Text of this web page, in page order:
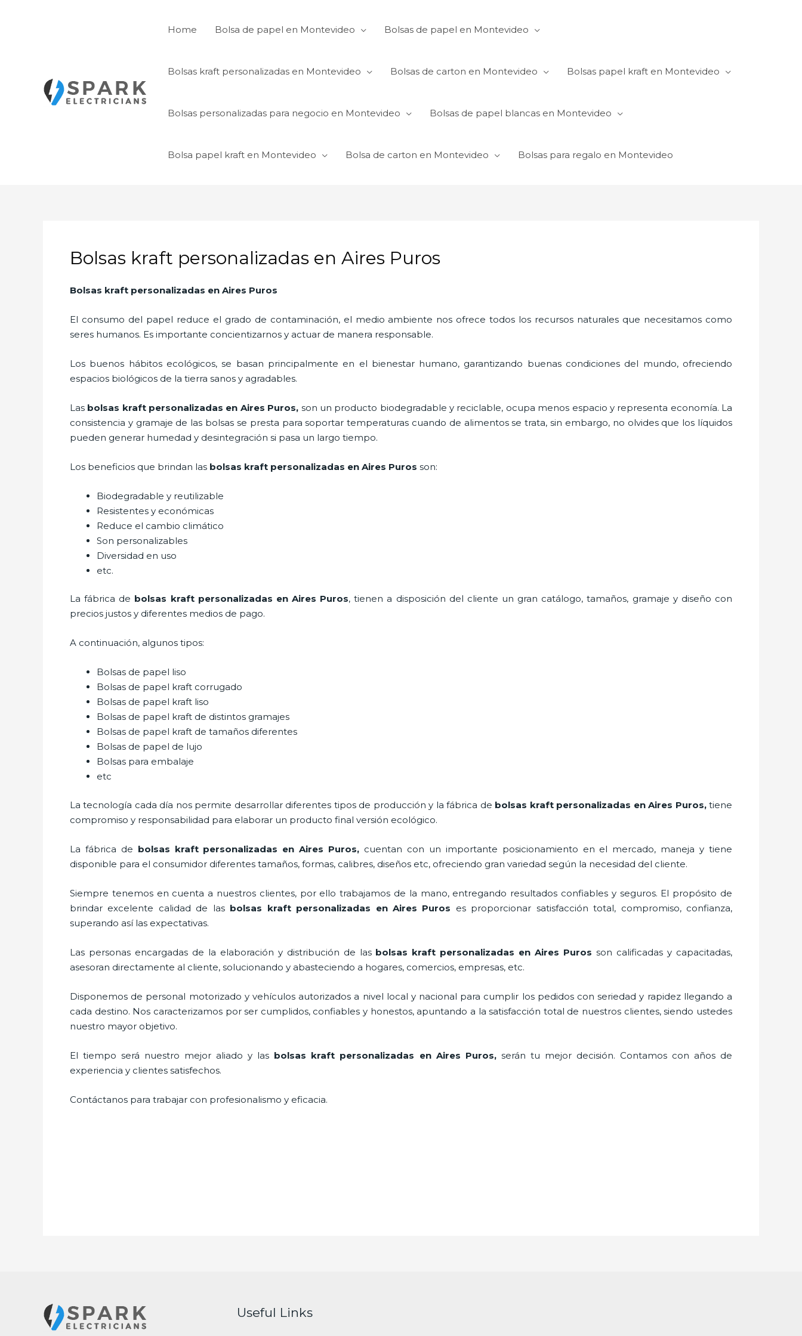
Home Bolsa de papel en Montevideo Bolsas de papel en Montevideo
Bolsas kraft personalizadas en Montevideo Bolsas de carton en Montevideo Bolsas papel kraft en Montevideo
Bolsas personalizadas para negocio en Montevideo Bolsas de papel blancas en Montevideo
Bolsa papel kraft en Montevideo Bolsa de carton en Montevideo Bolsas para regalo en Montevideo
Bolsas kraft personalizadas en Aires Puros
Bolsas kraft personalizadas en Aires Puros
El consumo del papel reduce el grado de contaminación, el medio ambiente nos ofrece todos los recursos naturales que necesitamos como
seres humanos. Es importante concientizarnos y actuar de manera responsable.
Los buenos hábitos ecológicos, se basan principalmente en el bienestar humano, garantizando buenas condiciones del mundo, ofreciendo
espacios biológicos de la tierra sanos y agradables.
Las bolsas kraft personalizadas en Aires Puros, son un producto biodegradable y reciclable, ocupa menos espacio y representa economía. La
consistencia y gramaje de las bolsas se presta para soportar temperaturas cuando de alimentos se trata, sin embargo, no olvides que los líquidos
pueden generar humedad y desintegración si pasa un largo tiempo.
Los beneficios que brindan las bolsas kraft personalizadas en Aires Puros son:
Biodegradable y reutilizable
Resistentes y económicas
Reduce el cambio climático
Son personalizables
Diversidad en uso
etc.
La fábrica de bolsas kraft personalizadas en Aires Puros, tienen a disposición del cliente un gran catálogo, tamaños, gramaje y diseño con
precios justos y diferentes medios de pago.
A continuación, algunos tipos:
Bolsas de papel liso
Bolsas de papel kraft corrugado
Bolsas de papel kraft liso
Bolsas de papel kraft de distintos gramajes
Bolsas de papel kraft de tamaños diferentes
Bolsas de papel de lujo
Bolsas para embalaje
etc
La tecnología cada día nos permite desarrollar diferentes tipos de producción y la fábrica de bolsas kraft personalizadas en Aires Puros,tiene
compromiso y responsabilidad para elaborar un producto final versión ecológico.
La fábrica de bolsas kraft personalizadas en Aires Puros, cuentan con un importante posicionamiento en el mercado, maneja y tiene
disponible para el consumidor diferentes tamaños, formas, calibres, diseños etc, ofreciendo gran variedad según la necesidad del cliente.
Siempre tenemos en cuenta a nuestros clientes, por ello trabajamos de la mano, entregando resultados confiables y seguros. El propósito de
brindar excelente calidad de las bolsas kraft personalizadas en Aires Puros es proporcionar satisfacción total, compromiso, confianza,
superando así las expectativas.
Las personas encargadas de la elaboración y distribución de las bolsas kraft personalizadas en Aires Purosson calificadas y capacitadas,
asesoran directamente al cliente, solucionando y abasteciendo a hogares, comercios, empresas, etc.
Disponemos de personal motorizado y vehículos autorizados a nivel local y nacional para cumplir los pedidos con seriedad y rapidez llegando a
cada destino. Nos caracterizamos por ser cumplidos, confiables y honestos, apuntando a la satisfacción total de nuestros clientes, siendo ustedes
nuestro mayor objetivo.
El tiempo será nuestro mejor aliado y las bolsas kraft personalizadas en Aires Puros, serán tu mejor decisión. Contamos con años de
experiencia y clientes satisfechos.
Contáctanos para trabajar con profesionalismo y eficacia.
Useful Links